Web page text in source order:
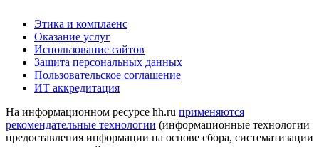
Этика и комплаенс
Оказание услуг
Использование сайтов
Защита персональных данных
Пользовательское соглашение
ИТ аккредитация
На информационном ресурсе hh.ru применяются
рекомендательные технологии (информационные технологии
предоставления информации на основе сбора, систематизации